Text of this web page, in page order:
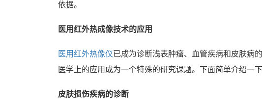
依据。
医用红外热成像技术的应用
医用红外热像仪已成为诊断浅表肿瘤、血管疾病和皮肤病
医学上的应用成为一个特殊的研究课题。下面简单介绍一
皮肤损伤疾病的诊断